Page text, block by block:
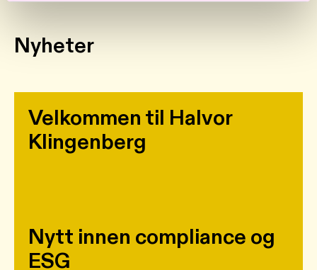
Nyheter
Velkommen til Halvor
Klingenberg
Nytt innen compliance og
ESG